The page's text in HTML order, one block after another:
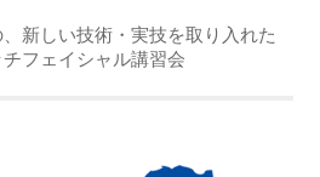
新しい技術・実技を取り入れた
フェイシャル講習会